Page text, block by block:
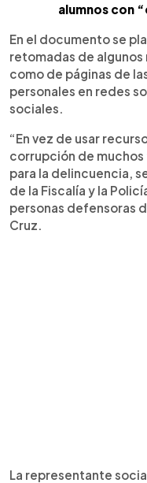
alumnos con
En el documento se
retomadas de
como de páginas de
personales en redes
sociales.
“En vez de usar
corrupción de
para la delincuencia,
de la Fiscalía y la
personas defensoras
Cruz.
La representante